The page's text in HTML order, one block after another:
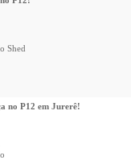
Shed
no P12 em Jurerê!